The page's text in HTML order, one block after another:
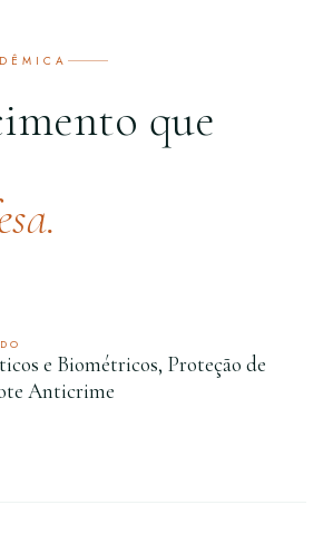
que
e Biométricos, Proteção de
Anticrime